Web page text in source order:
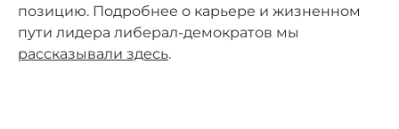
позицию. Подробнее о карьере и жизненном
пути лидера либерал-демократов мы
рассказывали здесь.